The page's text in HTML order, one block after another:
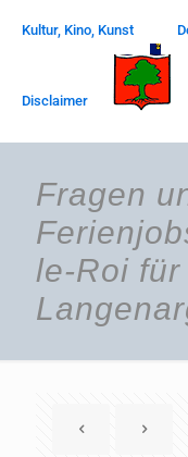
Kultur, Kino, Kunst
Disclaimer
Fragen
le-Roi